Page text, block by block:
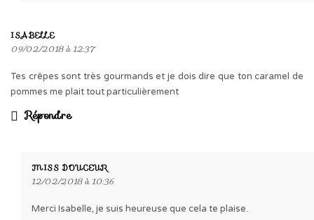
ISABELLE
09/02/2018 à 12:37
Tes crêpes sont très gourmands et je dois dire que ton caramel de
pommes me plait tout particulièrement
Répondre
MISS DOUCEUR
12/02/2018 à 10:36
Merci Isabelle, je suis heureuse que cela te plaise.